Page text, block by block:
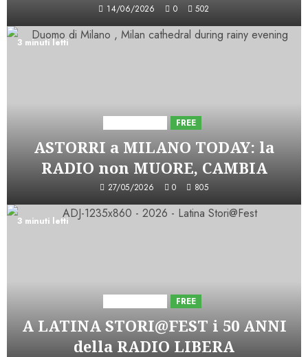
14/06/2026 0 502
3 minuti letti
FREE
ASTORRI a MILANO TODAY: la
RADIO non MUORE, CAMBIA
27/05/2026 0 805
3 minuti letti
FREE
A LATINA STORI@FEST i 50 ANNI
della RADIO LIBERA